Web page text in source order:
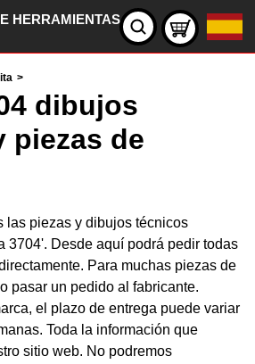
HERRAMIENTAS
>
dibujos
piezas de
las piezas y dibujos técnicos
3704'. Desde aquí podrá pedir todas
Para muchas piezas de
pasar un pedido al fabricante.
el plazo de entrega puede variar
Toda la información que
sitio web. No podremos